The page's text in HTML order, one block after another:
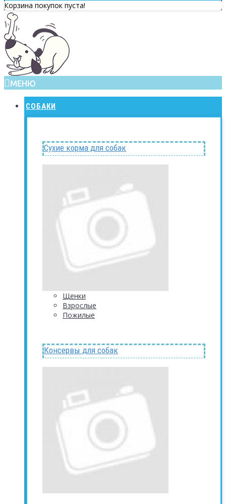
Корзина покупок пуста!
МЕНЮ
СОБАКИ
Сухие корма для собак
Щенки
Взрослые
Пожилые
Консервы для собак